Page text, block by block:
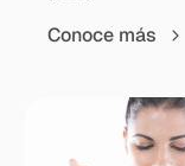
Conoce más